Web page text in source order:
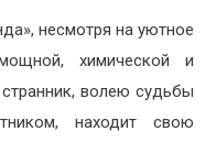
несмотря на уютное
химической и
волею судьбы
находит свою